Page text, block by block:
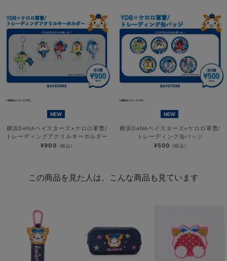
NEW
横浜DeNAベイスターズ×ケロロ軍曹/
トレーディングアクリルキーホルダー
¥900 (税込)
NEW
横浜DeNAベイスターズ×ケロロ軍曹/
トレーディング缶バッジ
¥500 (税込)
この商品を見た人は、こんな商品も見ています